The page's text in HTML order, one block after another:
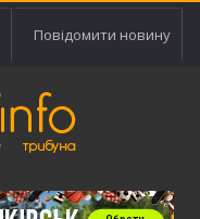
Повідомити новину